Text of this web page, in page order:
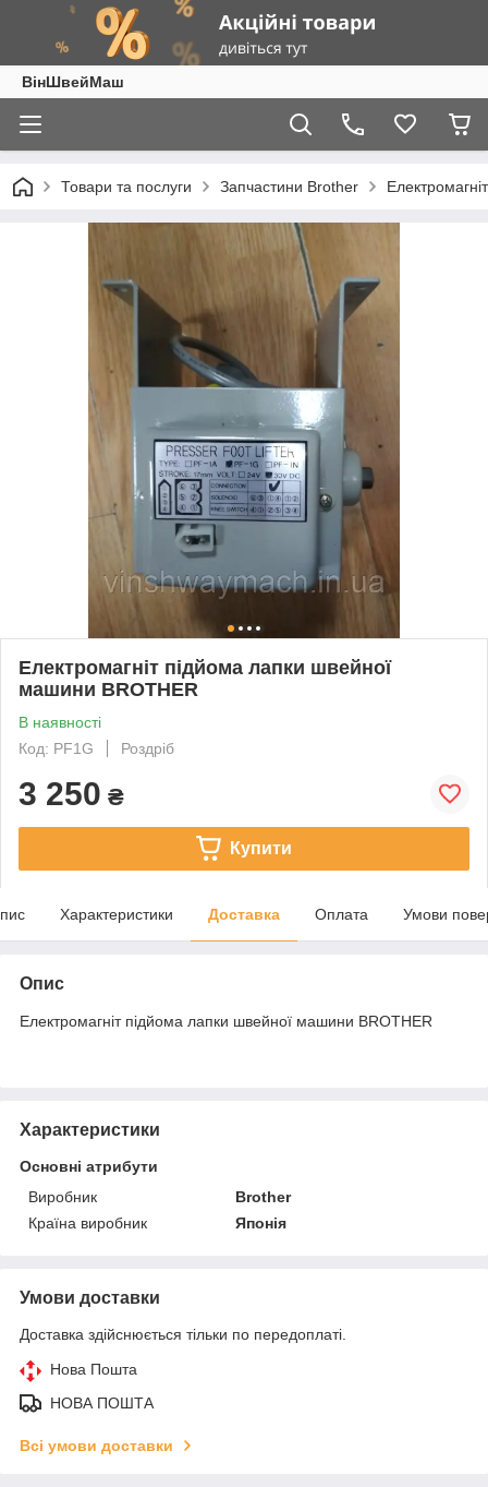
ВінШвейМаш
Товари та послуги Запчастини Brother
Електромагніт підйома лапки швейної
машини BROTHER
В наявності
Код: PF1G
Роздріб
3 250 ₴
Купити
Характеристики Доставка Оплата Умови
Опис
Електромагніт підйома лапки швейної машини BROTHER
Характеристики
Основні атрибути
Виробник
Brother
Країна виробник
Японія
Умови доставки
Доставка здійснюється тільки по передоплаті.
Нова Пошта
НОВА ПОШТА
Всі умови доставки